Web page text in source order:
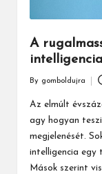
A
Posted
by
By gomboldujra
Az elmúlt
agy hogyan
megjelenését.
intelligencia egy
Mások szerint